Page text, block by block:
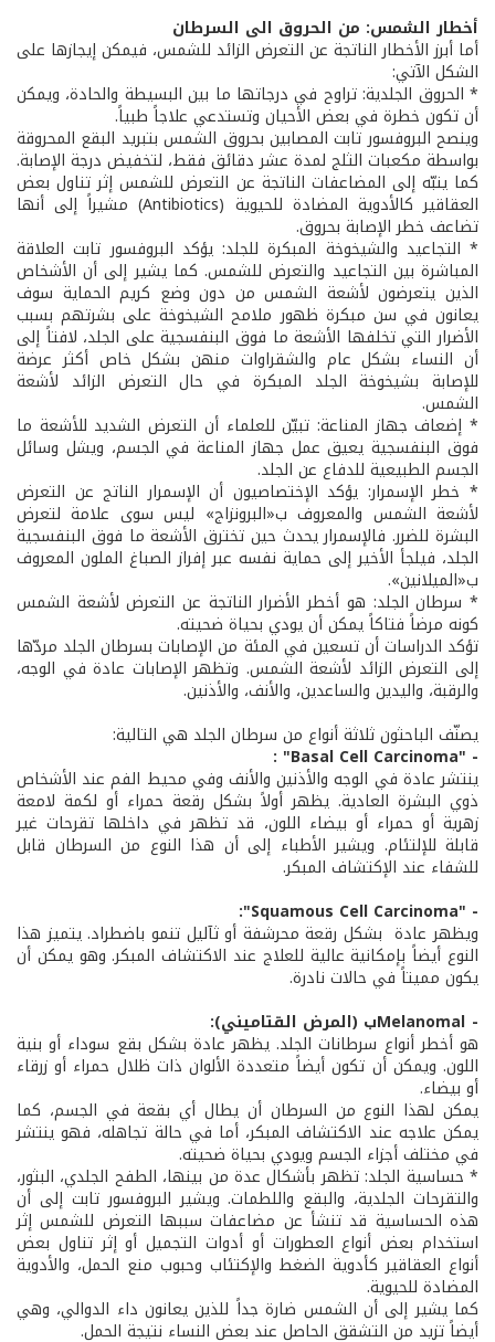
أخطار الشمس: من الحروق الى السرطان
أما أبرز الأخطار الناتجة عن التعرض الزائد للشمس، فيمكن إيجازها على
الشكل الآتي:
* الحروق الجلدية: تراوح في درجاتها ما بين البسيطة والحادة، ويمكن
أن تكون خطرة في بعض الأحيان وتستدعي علاجاً طبياً.
وينصح البروفسور تابت المصابين بحروق الشمس بتبريد البقع المحروقة
بواسطة مكعبات الثلج لمدة عشر دقائق فقط، لتخفيض درجة الإصابة.
كما ينبّه إلى المضاعفات الناتجة عن التعرض للشمس إثر تناول بعض
العقاقير كالأدوية المضادة للحيوية (Antibiotics) مشيراً إلى أنها
تضاعف خطر الإصابة بحروق.
* التجاعيد والشيخوخة المبكرة للجلد: يؤكد البروفسور تابت العلاقة
المباشرة بين التجاعيد والتعرض للشمس. كما يشير إلى أن الأشخاص
الذين يتعرضون لأشعة الشمس من دون وضع كريم الحماية سوف
يعانون في سن مبكرة ظهور ملامح الشيخوخة على بشرتهم بسبب
الأضرار التي تخلفها الأشعة ما فوق البنفسجية على الجلد، لافتاً إلى
أن النساء بشكل عام والشقراوات منهن بشكل خاص أكثر عرضة
للإصابة بشيخوخة الجلد المبكرة في حال التعرض الزائد لأشعة
الشمس.
* إضعاف جهاز المناعة: تبيّن للعلماء أن التعرض الشديد للأشعة ما
فوق البنفسجية يعيق عمل جهاز المناعة في الجسم، ويشل وسائل
الجسم الطبيعية للدفاع عن الجلد.
* خطر الإسمرار: يؤكد الإختصاصيون أن الإسمرار الناتج عن التعرض
لأشعة الشمس والمعروف ب«البرونزاج» ليس سوى علامة لتعرض
البشرة للضرر. فالإسمرار يحدث حين تخترق الأشعة ما فوق البنفسجية
الجلد، فيلجأ الأخير إلى حماية نفسه عبر إفراز الصباغ الملون المعروف
ب«الميلانين».
* سرطان الجلد: هو أخطر الأضرار الناتجة عن التعرض لأشعة الشمس
كونه مرضاً فتاكاً يمكن أن يودي بحياة ضحيته.
تؤكد الدراسات أن تسعين في المئة من الإصابات بسرطان الجلد مردّها
إلى التعرض الزائد لأشعة الشمس. وتظهر الإصابات عادة في الوجه،
والرقبة، واليدين والساعدين، والأنف، والأذنين.
يصنّف الباحثون ثلاثة أنواع من سرطان الجلد هي التالية:
- "Basal Cell Carcinoma" :
ينتشر عادة في الوجه والأذنين والأنف وفي محيط الفم عند الأشخاص
ذوي البشرة العادية. يظهر أولاً بشكل رقعة حمراء أو لكمة لامعة
زهرية أو حمراء أو بيضاء اللون، قد تظهر في داخلها تقرحات غير
قابلة للإلتئام. ويشير الأطباء إلى أن هذا النوع من السرطان قابل
للشفاء عند الإكتشاف المبكر.
- "Squamous Cell Carcinoma":
ويظهر عادة بشكل رقعة محرشفة أو ثآليل تنمو باضطراد. يتميز هذا
النوع أيضاً بإمكانية عالية للعلاج عند الاكتشاف المبكر. وهو يمكن أن
يكون مميتاً في حالات نادرة.
- اMelanomaب (المرض القتاميني):
هو أخطر أنواع سرطانات الجلد. يظهر عادة بشكل بقع سوداء أو بنية
اللون. ويمكن أن تكون أيضاً متعددة الألوان ذات ظلال حمراء أو زرقاء
أو بيضاء.
يمكن لهذا النوع من السرطان أن يطال أي بقعة في الجسم، كما
يمكن علاجه عند الاكتشاف المبكر، أما في حالة تجاهله، فهو ينتشر
في مختلف أجزاء الجسم ويودي بحياة ضحيته.
* حساسية الجلد: تظهر بأشكال عدة من بينها، الطفح الجلدي، البثور،
والتقرحات الجلدية، والبقع واللطمات. ويشير البروفسور تابت إلى أن
هذه الحساسية قد تنشأ عن مضاعفات سببها التعرض للشمس إثر
استخدام بعض أنواع العطورات أو أدوات التجميل أو إثر تناول بعض
أنواع العقاقير كأدوية الضغط والإكتئاب وحبوب منع الحمل، والأدوية
المضادة للحيوية.
كما يشير إلى أن الشمس ضارة جداً للذين يعانون داء الدوالي، وهي
أيضاً تزيد من التشقق الحاصل عند بعض النساء نتيجة الحمل.